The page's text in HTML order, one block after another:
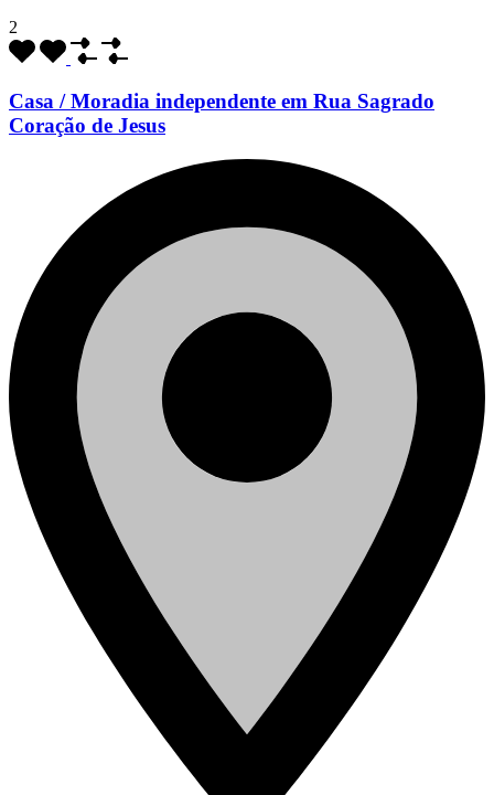
2
Casa / Moradia independente em Rua Sagrado
Coração de Jesus